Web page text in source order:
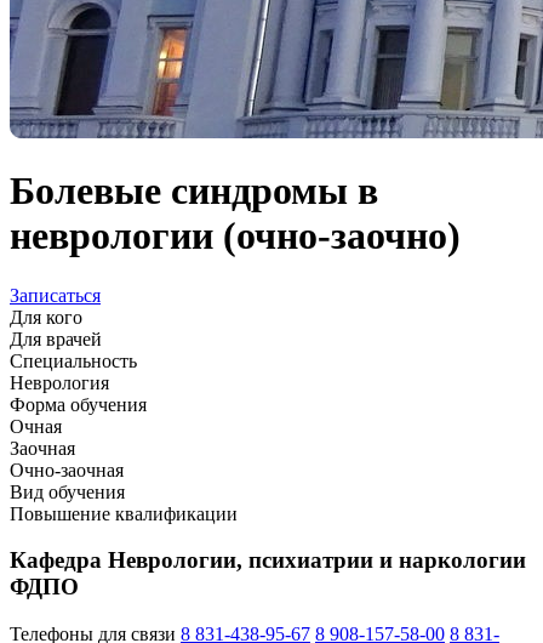
Болевые синдромы в
неврологии (очно-заочно)
Записаться
Для кого
Для врачей
Специальность
Неврология
Форма обучения
Очная
Заочная
Очно-заочная
Вид обучения
Повышение квалификации
Кафедра Неврологии, психиатрии и наркологии
ФДПО
Телефоны для связи 8 831-438-95-67 8 908-157-58-00 8 831-